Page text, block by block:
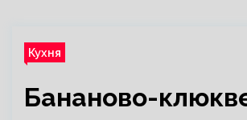
Кухня
Бананово-